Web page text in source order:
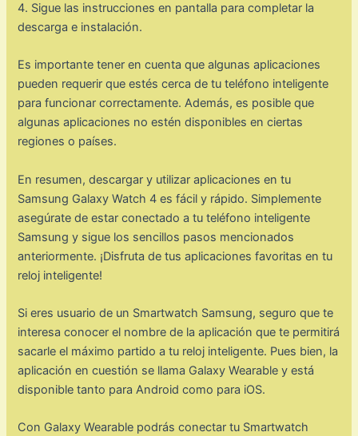
4. Sigue las instrucciones en pantalla para completar la
descarga e instalación.
Es importante tener en cuenta que algunas aplicaciones
pueden requerir que estés cerca de tu teléfono inteligente
para funcionar correctamente. Además, es posible que
algunas aplicaciones no estén disponibles en ciertas
regiones o países.
En resumen, descargar y utilizar aplicaciones en tu
Samsung Galaxy Watch 4 es fácil y rápido. Simplemente
asegúrate de estar conectado a tu teléfono inteligente
Samsung y sigue los sencillos pasos mencionados
anteriormente. ¡Disfruta de tus aplicaciones favoritas en tu
reloj inteligente!
Si eres usuario de un Smartwatch Samsung, seguro que te
interesa conocer el nombre de la aplicación que te permitirá
sacarle el máximo partido a tu reloj inteligente. Pues bien, la
aplicación en cuestión se llama Galaxy Wearable y está
disponible tanto para Android como para iOS.
Con Galaxy Wearable podrás conectar tu Smartwatch